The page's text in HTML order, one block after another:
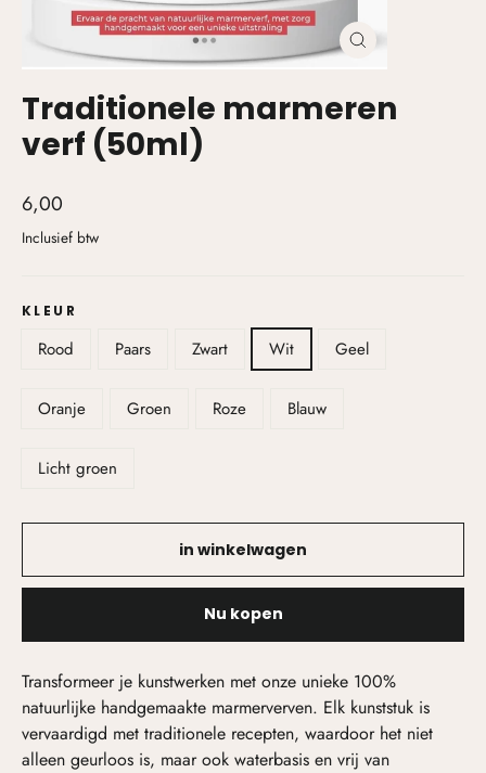
Traditionele marmeren
verf (50ml)
6,00
Inclusief btw
KLEUR
Rood Paars Zwart Wit Geel
Oranje Groen Roze Blauw
Licht groen
in winkelwagen
Nu kopen
Transformeer je kunstwerken met onze unieke 100%
natuurlijke handgemaakte marmerverven. Elk kunststuk is
vervaardigd met traditionele recepten, waardoor het niet
alleen geurloos is, maar ook waterbasis en vrij van